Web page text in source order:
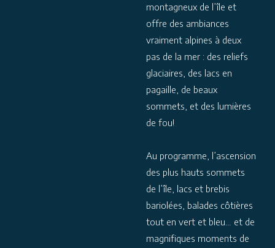
montagneux de l’île et
offre des ambiances
vraiment alpines à deux
pas de la mer : des reliefs
glaciaires, des lacs en
pagaille, de beaux
sommets, et des lumières
de fou!
Au programme, l’ascension
des plus hauts sommets
de l’île, lacs et brebis
bariolées, balades côtières
tout en vert et bleu… et de
magnifiques moments de